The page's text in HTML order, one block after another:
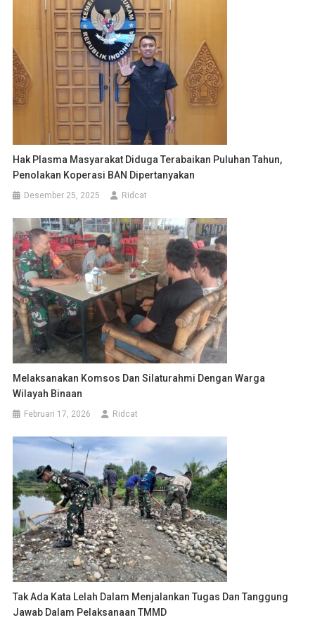
Hak Plasma Masyarakat Diduga Terabaikan Puluhan Tahun,
Penolakan Koperasi BAN Dipertanyakan
Desember 25, 2025 Ridcat
Melaksanakan Komsos Dan Silaturahmi Dengan Warga
Wilayah Binaan
Februari 17, 2026 Ridcat
Tak Ada Kata Lelah Dalam Menjalankan Tugas Dan Tanggung
Jawab Dalam Pelaksanaan TMMD